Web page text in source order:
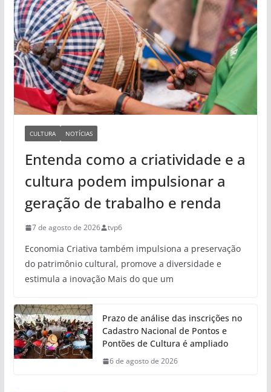
CULTURA NOTÍCIAS
Entenda como a criatividade e a
cultura podem impulsionar a
geração de trabalho e renda
7 de agosto de 2026 tvp6
Economia Criativa também impulsiona a preservação
do patrimônio cultural, promove a diversidade e
estimula a inovação Mais do que um
Prazo de análise das inscrições no
Cadastro Nacional de Pontos e
Pontões de Cultura é ampliado
6 de agosto de 2026